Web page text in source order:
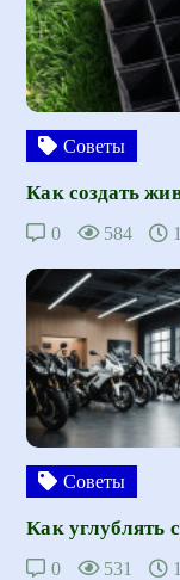
Советы
Как создать
0 584
Советы
Как углублять
0 531